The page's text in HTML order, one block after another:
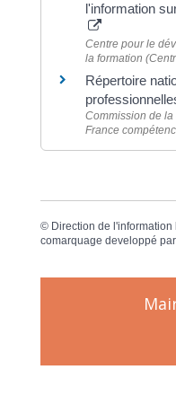
l'information
Centre pour le
la formation
Répertoire
Commission de
France
© Direction de
comarquage developpé par